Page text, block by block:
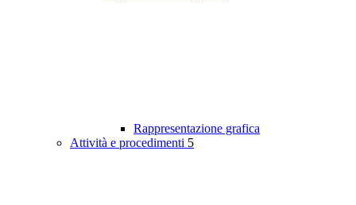
Rappresentazione grafica
Attività e procedimenti 5